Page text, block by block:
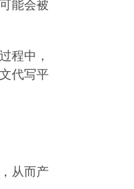
能会被
程中，
代写平
从而产